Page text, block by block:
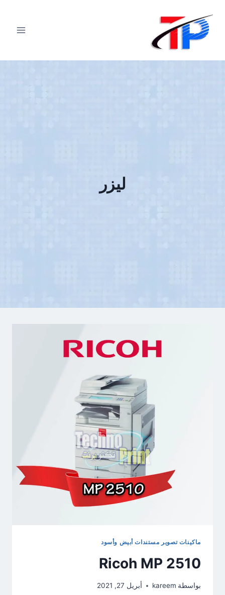
المحتوى
ليزر
ماكينات تصوير مستندات أبيض وأسود
Ricoh MP 2510
بواسطة kareem أبريل 27, 2021